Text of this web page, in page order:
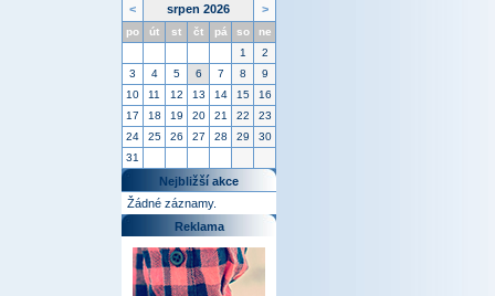
<
srpen 2026 >
po út st čt pá so
ne
1
2
3
4 5 6 7 8
9
10
11 12 13 14 15
16
17
18 19 20 21 22
23
24
25 26 27 28 29
30
31
Nejbližší akce
Žádné záznamy.
Reklama